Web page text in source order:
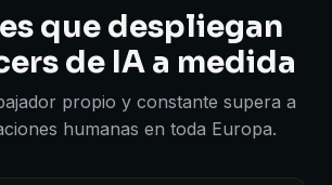
que despliegan
de IA a medida
propio y constante supera a
humanas en toda Europa.